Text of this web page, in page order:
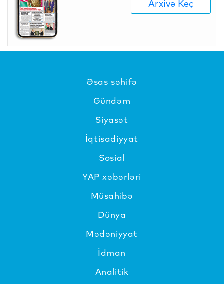
Arxivə Keç
Əsas səhifə
Gündəm
Siyasət
İqtisadiyyat
Sosial
YAP xəbərləri
Müsahibə
Dünya
Mədəniyyat
İdman
Analitik